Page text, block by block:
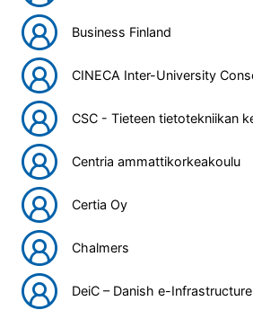
Business Finland
CINECA Inter-University
CSC - Tieteen tietotekniikan
Centria ammattikorkeakoulu
Certia Oy
Chalmers
DeiC – Danish e-